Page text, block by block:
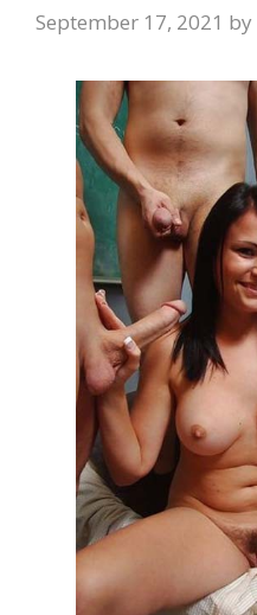
September 17, 2021 by